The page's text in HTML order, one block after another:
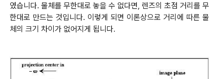
였습니다. 물체를 무한대로 놓을 수 없다면, 렌즈의 초점 거리를 무
한대로 만드는 것입니다. 이렇게 되면 이론상으로 거리에 따른 물
체의 크기 차이가 없어지게 됩니다.